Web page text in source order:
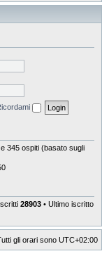
345 ospiti (basato sugli
28903 • Ultimo iscritto
gli orari sono UTC+02:00